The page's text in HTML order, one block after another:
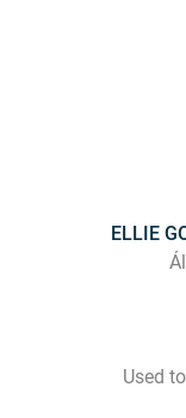
ELLIE
Used